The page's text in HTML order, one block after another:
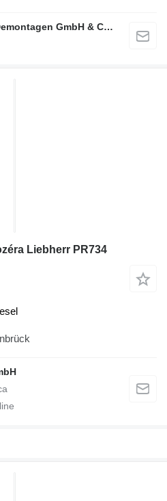
EGC Parts Baumaschinen Demontagen GmbH & Co. KG
Liebherr PR734